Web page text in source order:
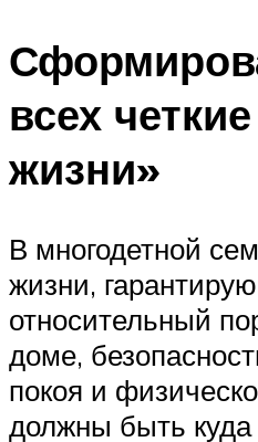
всех
жизни»
В многодетной
жизни,
относительный
доме,
покоя и
должны быть